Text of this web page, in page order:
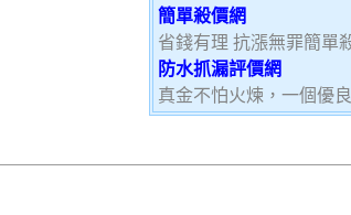
簡單殺價網
省錢有理 抗漲無罪簡單
防水抓漏評價網
真金不怕火煉，一個優